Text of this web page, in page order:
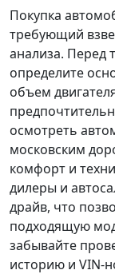
Покупка
требующий
анализа. Перед
определите
объем
осмотреть
московским
комфорт и
дилеры и
драйв, что
подходящую
забывайте
историю и VIN-